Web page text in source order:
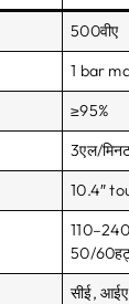
500वीए
1 bar
≥95%
3एल/
10.4″
110
50/
सीई,